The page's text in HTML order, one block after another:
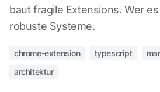
baut fragile Extensions. Wer
robuste Systeme.
chrome-extension typescript
architektur